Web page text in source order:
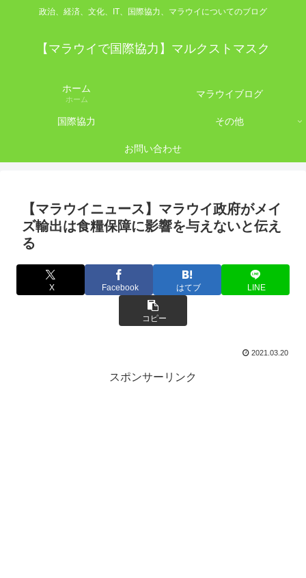
政治、経済、文化、IT、国際協力、マラウイについてのブログ
【マラウイで国際協力】マルクストマスク
ホーム
ホーム マラウイブログ
国際協力 その他
お問い合わせ
【マラウイニュース】マラウイ政府がメイ
ズ輸出は食糧保障に影響を与えないと伝え
る
X Facebook はてブ LINE
コピー
2021.03.20
スポンサーリンク